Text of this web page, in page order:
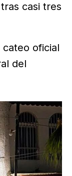
casi tres
oficial
del